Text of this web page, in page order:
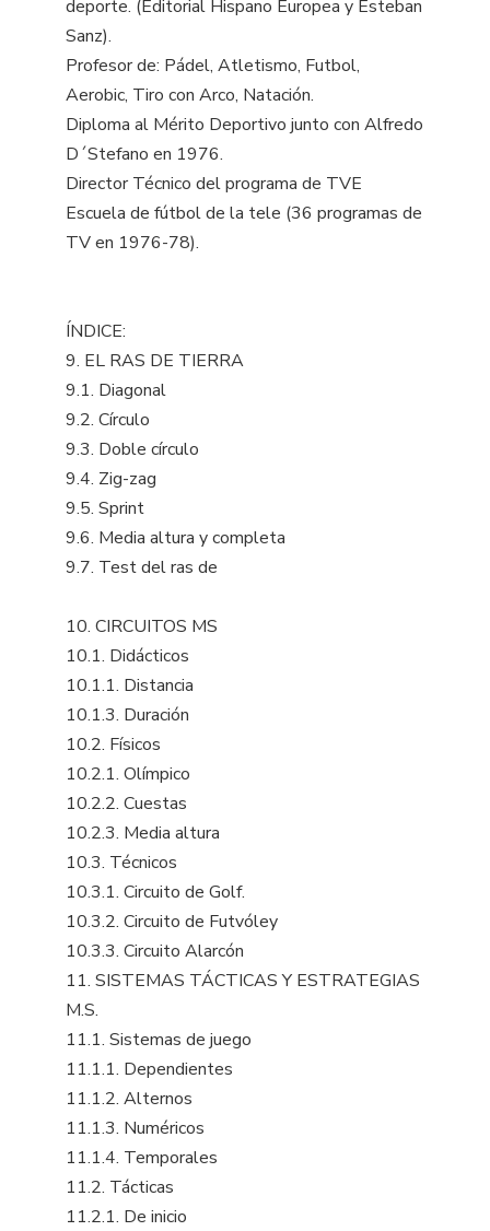
deporte. (Editorial Hispano Europea y Esteban
Sanz).
Profesor de: Pádel, Atletismo, Futbol,
Aerobic, Tiro con Arco, Natación.
Diploma al Mérito Deportivo junto con Alfredo
D´Stefano en 1976.
Director Técnico del programa de TVE
Escuela de fútbol de la tele (36 programas de
TV en 1976-78).
ÍNDICE:
9. EL RAS DE TIERRA
9.1. Diagonal
9.2. Círculo
9.3. Doble círculo
9.4. Zig-zag
9.5. Sprint
9.6. Media altura y completa
9.7. Test del ras de
10. CIRCUITOS MS
10.1. Didácticos
10.1.1. Distancia
10.1.3. Duración
10.2. Físicos
10.2.1. Olímpico
10.2.2. Cuestas
10.2.3. Media altura
10.3. Técnicos
10.3.1. Circuito de Golf.
10.3.2. Circuito de Futvóley
10.3.3. Circuito Alarcón
11. SISTEMAS TÁCTICAS Y ESTRATEGIAS
M.S.
11.1. Sistemas de juego
11.1.1. Dependientes
11.1.2. Alternos
11.1.3. Numéricos
11.1.4. Temporales
11.2. Tácticas
11.2.1. De inicio